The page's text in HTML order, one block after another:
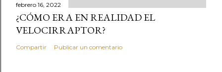
febrero 16, 2022
¿CÓMO ERA EN REALIDAD EL
VELOCIRRAPTOR?
Compartir Publicar un comentario